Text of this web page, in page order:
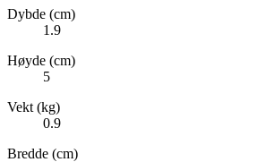
Dybde (cm)
1.9
Høyde (cm)
5
Vekt (kg)
0.9
Bredde (cm)